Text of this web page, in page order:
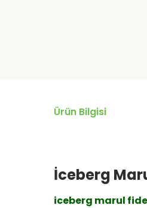
Ürün Bilgisi
İceberg
iceberg marul